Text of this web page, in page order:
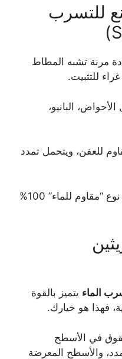
للتسرب
مرنة تشبه المطاط
للتثبيت.
البانيو،
للعفن، ويتحمل تمدد
تأكد من شراء نوع “مقاوم للماء” 100%
الماء يتميز بالقوة
فهذا هو خيارك.
في الأسطح
والأسطح المعرضة